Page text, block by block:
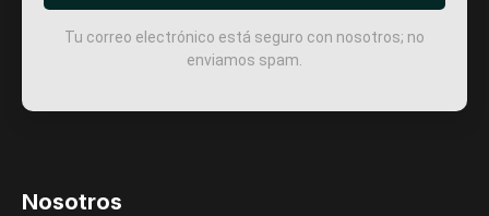
Tu correo electrónico está seguro con nosotros; no
enviamos spam.
Nosotros